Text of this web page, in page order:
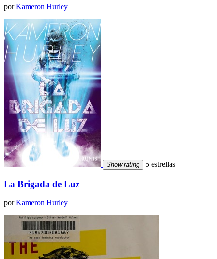
porKameron Hurley
Show rating 5 estrellas
La Brigada de Luz
porKameron Hurley